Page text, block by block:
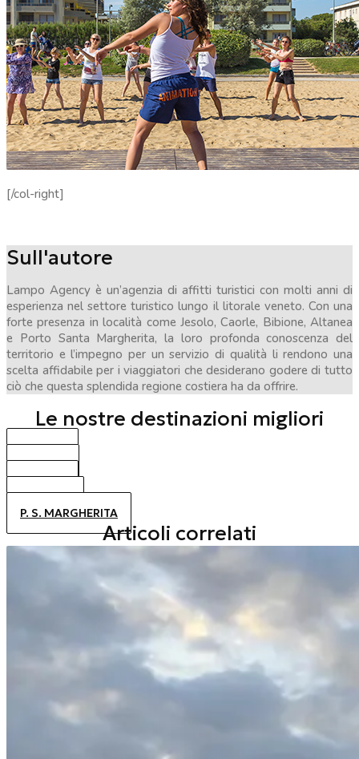
[/col-right]
Sull'autore
Lampo Agency è un’agenzia di affitti turistici con molti anni di
esperienza nel settore turistico lungo il litorale veneto. Con una
forte presenza in località come Jesolo, Caorle, Bibione, Altanea
e Porto Santa Margherita, la loro profonda conoscenza del
territorio e l’impegno per un servizio di qualità li rendono una
scelta affidabile per i viaggiatori che desiderano godere di tutto
ciò che questa splendida regione costiera ha da offrire.
Le nostre destinazioni migliori
BIBIONE
CAORLE
JESOLO
ALTANEA
P. S. MARGHERITA
Articoli correlati